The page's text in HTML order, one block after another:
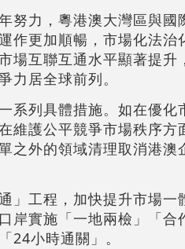
努力，粵港澳大灣區與
作更加順暢，市場化法
場互聯互通水平顯著提
力居全球前列。
系列具體措施。如在優
維護公平競爭市場秩序
之外的領域清理取消港
」工程，加快提升市場
岸實施「一地兩檢」「合
24小時通關」。